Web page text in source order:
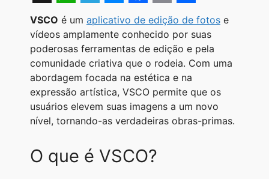
X W
h
a
t
s
A
p
p
T
e
l
e
g
r
a
m
M
e
s
s
e
n
g
e
r
F
a
c
e
b
o
o
k
C
o
p
y
L
i
n
k
S
h
a
r
e
VSCO é um aplicativo de edição de fotos e
vídeos amplamente conhecido por suas
poderosas ferramentas de edição e pela
comunidade criativa que o rodeia. Com uma
abordagem focada na estética e na
expressão artística, VSCO permite que os
usuários elevem suas imagens a um novo
nível, tornando-as verdadeiras obras-primas.
O que é VSCO?